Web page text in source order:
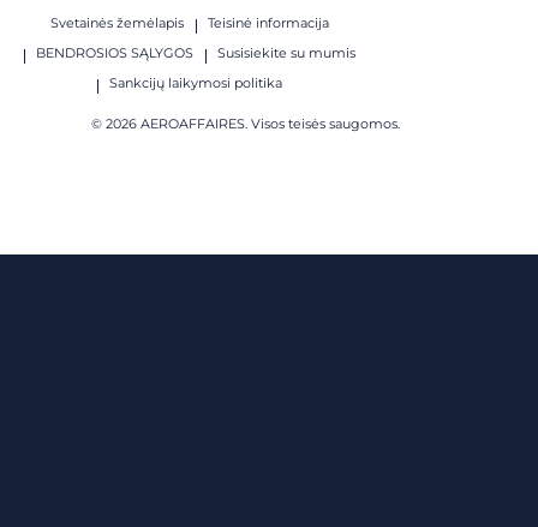
Svetainės žemėlapis
Teisinė informacija
BENDROSIOS SĄLYGOS
Susisiekite su mumis
Sankcijų laikymosi politika
© 2026 AEROAFFAIRES. Visos teisės saugomos.